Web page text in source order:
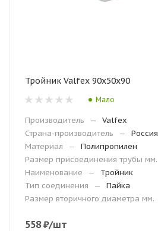
Тройник Valfex 90х50х90
Мало
Производитель —
Valfex
Страна-производитель
—
Россия
Материал
—
Полипропилен
Размер присоединения трубы мм.
Наименование
—
Тройник
Тип соединения
—
Пайка
Размер вторичного диаметра мм.
558₽/шт